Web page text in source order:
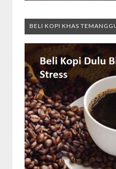
BELI KOPI KHAS